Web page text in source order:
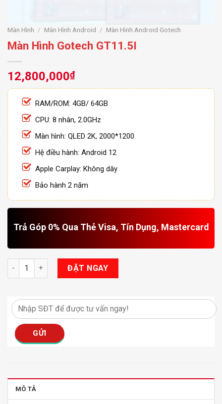
Màn Hình / Màn Hình Android / Màn Hình Android Gotech
Màn Hình Gotech GT11.5I
12,800,000₫
RAM/ROM: 4GB/ 64GB
CPU: 8 nhân, 2.0GHz
Màn hình: QLED 2K, 2000*1200
Hệ điều hành: Android 12
Apple Carplay: Không dây
Bảo hành 2 năm
Trả Góp 0% Qua Thẻ Visa, Tín Dụng, Mastercard
Màn Hình Gotech GT11.5I số lượng
ĐẶT NGAY
MÔ TẢ